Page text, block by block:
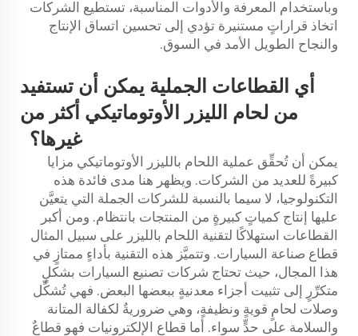
وباستخدام المعرفة والأدوات المناسبة، تستطيع الشركات
اتخاذ قراراتٍ مستنيرة تؤدي إلى تحسين اتساق الإنتاج
والنجاح الطويل الأمد في السوق.
أي القطاعات الجملية يمكن أن تستفيد
من لحام الليزر الأوتوماتيكي أكثر من
غيرها؟
يمكن أن تُحقِّق عملية اللحام بالليزر الأوتوماتيكي مزايا
كبيرةً للعديد من الشركات. ويظهر هنا مدى فائدة هذه
التكنولوجيا، لا سيما بالنسبة للشركات الجملة التي يتعيَّن
عليها إنتاج كمياتٍ كبيرةٍ من المنتجات بانتظام. ومن أكبر
القطاعات استهلاكًا لتقنية اللحام بالليزر على سبيل المثال
قطاع صناعة السيارات. وتتميَّز هذه التقنية بأداءٍ ممتازٍ في
هذا المجال، حيث تحتاج شركات تصنيع السيارات بشكلٍ
متكرِّرٍ إلى تثبيت أجزاء معدنيةٍ ببعضها البعض. فهي تُشكِّل
وصلات لحامٍ قويةٍ ونظيفةٍ، وهي ضروريةٌ لكفالة المتانة
والسلامة على حدٍّ سواء. أما قطاع الإلكترونيات فهو قطاعٌ